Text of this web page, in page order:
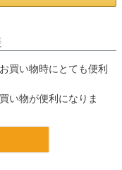
買い物時にとても便利
い物が便利になりま